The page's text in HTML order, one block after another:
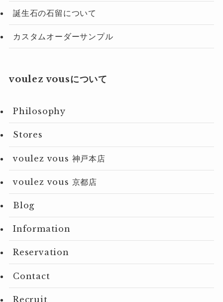
誕生石の石留について
カスタムオーダーサンプル
voulez vousについて
Philosophy
Stores
voulez vous 神戸本店
voulez vous 京都店
Blog
Information
Reservation
Contact
Recruit